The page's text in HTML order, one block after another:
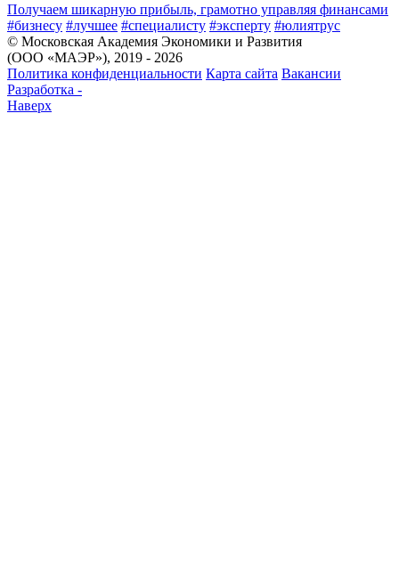
Получаем шикарную прибыль, грамотно управляя финансами
#бизнесу #лучшее #специалисту #эксперту #юлиятрус
© Московская Академия Экономики и Развития
(ООО «МАЭР»), 2019 - 2026
Политика конфиденциальности Карта сайта Вакансии
Разработка -
Наверх